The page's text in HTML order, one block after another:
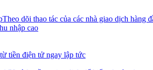
Theo dõi thao tác của các nhà giao dịch hàng
nhập cao
tiền điện tử ngay lập tức